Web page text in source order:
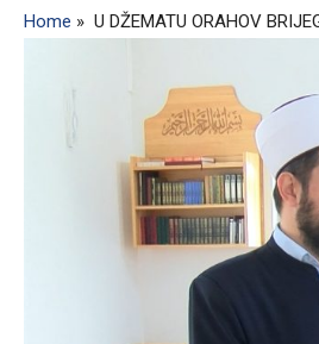
Home » U DŽEMATU ORAHOV